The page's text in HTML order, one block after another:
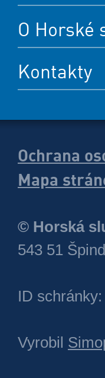
O Horské
Kontakty
Ochrana
Mapa
© Horská
543 51
ID
Vyrobil